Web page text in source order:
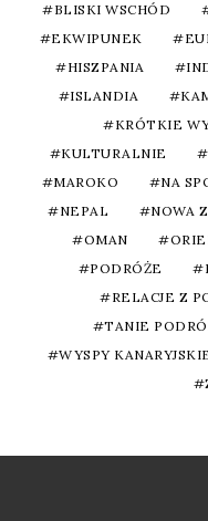
BLISKI WSCHÓD
EKWIPUNEK
HISZPANIA
ISLANDIA
KRÓTKIE
KULTURALNIE
MAROKO
NA
NEPAL
NOWA
OMAN
PODRÓŻE
RELACJE Z
TANIE
WYSPY